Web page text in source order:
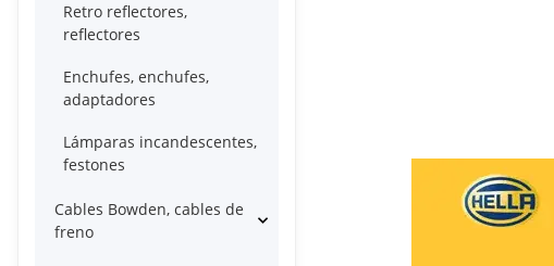
Retro reflectores,
reflectores
Enchufes, enchufes,
adaptadores
Lámparas incandescentes,
festones
Cables Bowden, cables de
freno